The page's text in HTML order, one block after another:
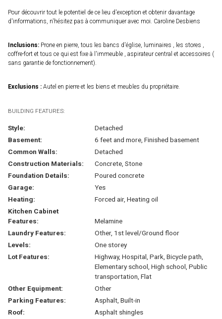
Pour découvrir tout le potentiel de ce lieu d'exception et obtenir davantage
d'informations, n'hésitez pas à communiquer avec moi. Caroline Desbiens
Inclusions: Prone en pierre, tous les bancs d'église, luminaires , les stores ,
coffre-fort et tous ce qui est fixe à l'immeuble , aspirateur central et accessoires (
sans garantie de fonctionnement).
Exclusions : Autel en pierre et les biens et meubles du propriétaire.
BUILDING FEATURES:
Style:
Detached
Basement:
6 feet and more, Finished basement
Common Walls:
Detached
Construction Materials:
Concrete, Stone
Foundation Details:
Poured concrete
Garage:
Yes
Heating:
Forced air, Heating oil
Kitchen Cabinet
Features:
Melamine
Laundry Features:
Other, 1st level/Ground floor
Levels:
One storey
Lot Features:
Highway, Hospital, Park, Bicycle path,
Elementary school, High school, Public
transportation, Flat
Other Equipment:
Other
Parking Features:
Asphalt, Built-in
Roof:
Asphalt shingles